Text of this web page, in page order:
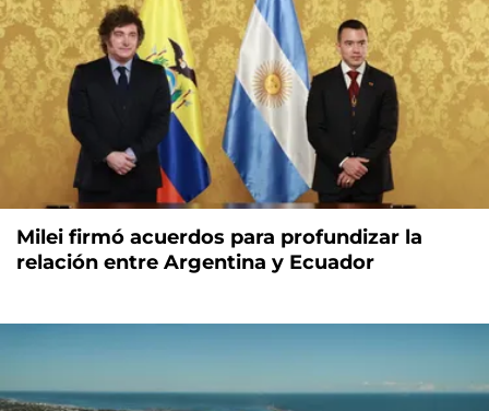
Milei firmó acuerdos para profundizar la
relación entre Argentina y Ecuador